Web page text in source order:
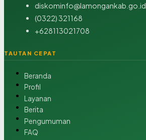
diskominfo@lamongankab.go.id
(0322) 321168
+628113021708
TAUTAN CEPAT
Beranda
Profil
Layanan
Berita
Pengumuman
FAQ